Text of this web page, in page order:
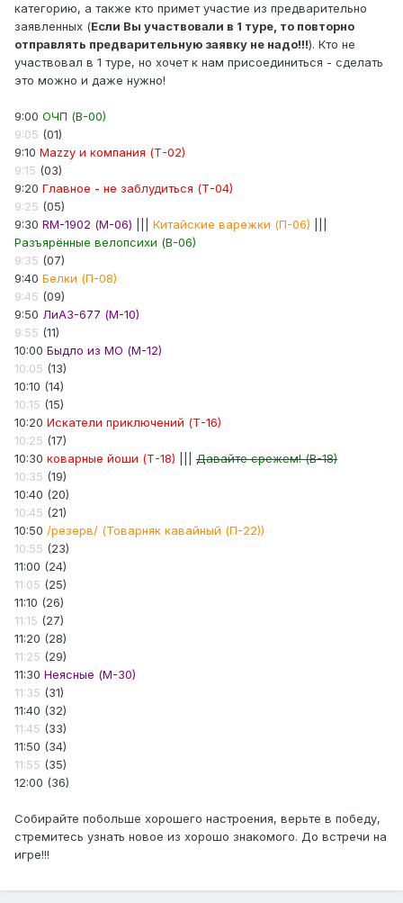
категорию, а также кто примет участие из предварительно
заявленных (Если Вы участвовали в 1 туре, то повторно
отправлять предварительную заявку не надо!!!). Кто не
участвовал в 1 туре, но хочет к нам присоединиться - сделать
это можно и даже нужно!
9:00 ОЧП (В-00)
9:05 (01)
9:10 Mazzy и компания (Т-02)
9:15 (03)
9:20 Главное - не заблудиться (Т-04)
9:25 (05)
9:30 RM-1902 (М-06) Китайские варежки (П-06)
Разъярённые велопсихи (В-06)
9:35 (07)
9:40 Белки (П-08)
9:45 (09)
9:50 ЛиАЗ-677 (М-10)
9:55 (11)
10:00 Быдло из МО (М-12)
10:05 (13)
10:10 (14)
10:15 (15)
10:20 Искатели приключений (Т-16)
10:25 (17)
10:30 коварные йоши (Т-18)
Давайте срежем! (В-18)
10:35 (19)
10:40 (20)
10:45 (21)
10:50 /резерв/ (Товарняк кавайный (П-22))
10:55 (23)
11:00 (24)
11:05 (25)
11:10 (26)
11:15 (27)
11:20 (28)
11:25 (29)
11:30 Неясные (М-30)
11:35 (31)
11:40 (32)
11:45 (33)
11:50 (34)
11:55 (35)
12:00 (36)
Собирайте побольше хорошего настроения, верьте в победу,
стремитесь узнать новое из хорошо знакомого. До встречи на
игре!!!